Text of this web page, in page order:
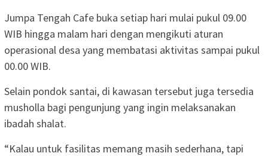
Jumpa Tengah Cafe buka setiap hari mulai pukul 09.00
WIB hingga malam hari dengan mengikuti aturan
operasional desa yang membatasi aktivitas sampai pukul
00.00 WIB.
Selain pondok santai, di kawasan tersebut juga tersedia
musholla bagi pengunjung yang ingin melaksanakan
ibadah shalat.
“Kalau untuk fasilitas memang masih sederhana, tapi